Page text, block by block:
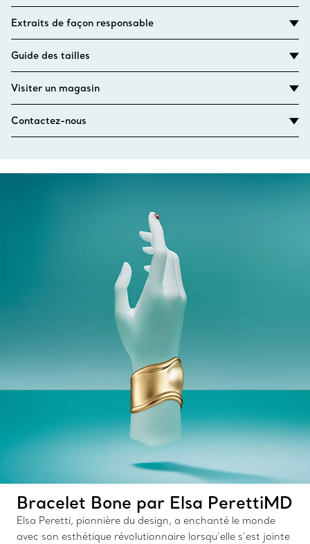
Extraits de façon responsable
Guide des tailles
Visiter un magasin
Contactez-nous
Bracelet Bone par Elsa PerettiMD
Elsa Peretti, pionnière du design, a enchanté le monde
avec son esthétique révolutionnaire lorsqu’elle s’est jointe